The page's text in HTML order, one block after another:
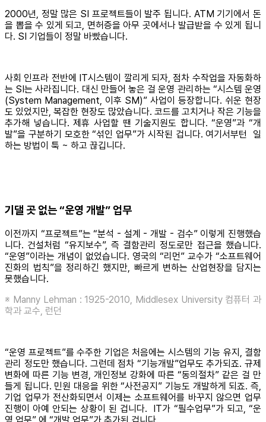
2000년, 정말 많은 SI 프로젝트들이 발주 됩니다. ATM 기기에서 돈
을 뽑을 수 있게 되고, 면허증을 아무 곳에서나 발급받을 수 있게 됩니
다. SI 기업들이 정말 바빴습니다.
사회 인프라 전반에 IT시스템이 깔리게 되자, 점차 수작업을 자동화하
는 SI는 사라집니다. 대신 만들어 놓은 걸 운영 관리하는 “시스템 운영
(System Management, 이후 SM)” 사업이 등장합니다. 쉬운 현장
도 있었지만, 복잡한 현장도 많았습니다. 코드를 고치거나 작은 기능을
추가해 넣습니다. 제휴 사업할 땐 기술지원도 합니다. “운영”과 “개
발”을 구분하기 모호한 “섞인 업무”가 시작된 겁니다. 여기서부턴 일
하는 방법이 툭 ~ 하고 끊깁니다.
기댈 곳 없는 “운영 개발” 업무
이전까지 “프로젝트”는 “분석 - 설계 - 개발 - 검수” 이렇게 진행했습
니다. 건설처럼 “유지보수”, 즉 결함관리 정도로만 접근을 했습니다.
“운영”이라는 개념이 없었습니다. 영국의 “리먼” 교수가 “소프트웨어
진화의 법칙”을 정리하긴 했지만, 빠르게 변하는 산업현장을 담지는
못했습니다.
※ Manny Lehman : 1925-2010, Middlesex University 컴퓨터 과
학과 교수, 런던
“운영 프로젝트”를 수주한 기업은 처음에는 시스템의 기능 유지, 결함
관리 정도만 했습니다. 그런데 점차 “기능개발”업무도 추가되죠. 규제
변화에 따른 기능 변경, 개인정보 강화에 따른 “동의절차” 같은 걸 만
들게 됩니다. 민원 대응을 위한 “사전공지” 기능도 개발하게 되죠. 즉,
기업 업무가 전산화되면서 이제는 소프트웨어를 바꾸지 않으면 업무
진행이 아예 안되는 상황이 된 겁니다. IT가 “필수업무”가 되고, “운